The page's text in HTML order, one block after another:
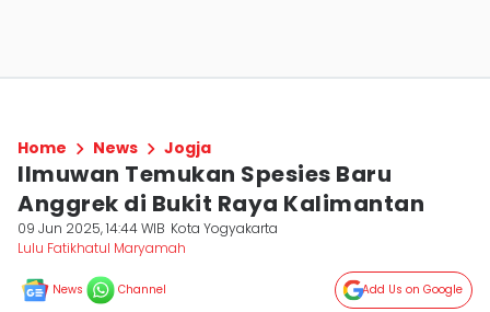
Home News Jogja
Ilmuwan Temukan Spesies Baru
Anggrek di Bukit Raya Kalimantan
09 Jun 2025, 14:44 WIB Kota Yogyakarta
Lulu Fatikhatul Maryamah
News Channel Add Us on Google